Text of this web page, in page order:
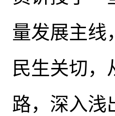
量发展主线
民生关切，
路，深入浅